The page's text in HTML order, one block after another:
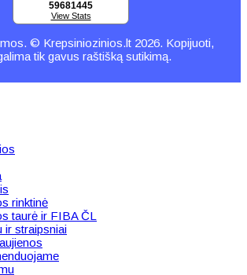
59681445
View Stats
© Krepsiniozinios.lt 2026. Kopijuoti,
tik gavus raštišką sutikimą.
rinktinė
taurė ir FIBA ČL
ir straipsniai